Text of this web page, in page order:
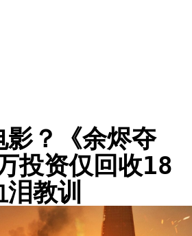
影？《余烬夺
投资仅回收18
教训